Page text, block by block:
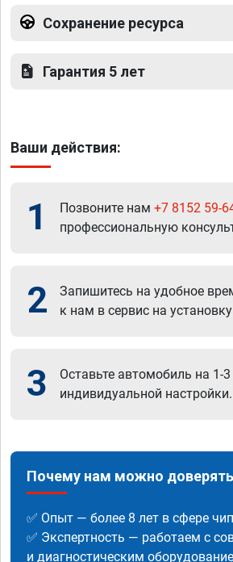
Сохранение ресурса
Гарантия 5 лет
Ваши действия:
1 Позвоните нам +7 8152 59-
профессиональную
2
Запишитесь на удобное
к нам в сервис на
3
Оставьте автомобиль на 1-
индивидуальной настройки.
Почему нам можно
✅ Опыт — более 8 лет в сфере
✅ Экспертность — работаем с
и диагностическим